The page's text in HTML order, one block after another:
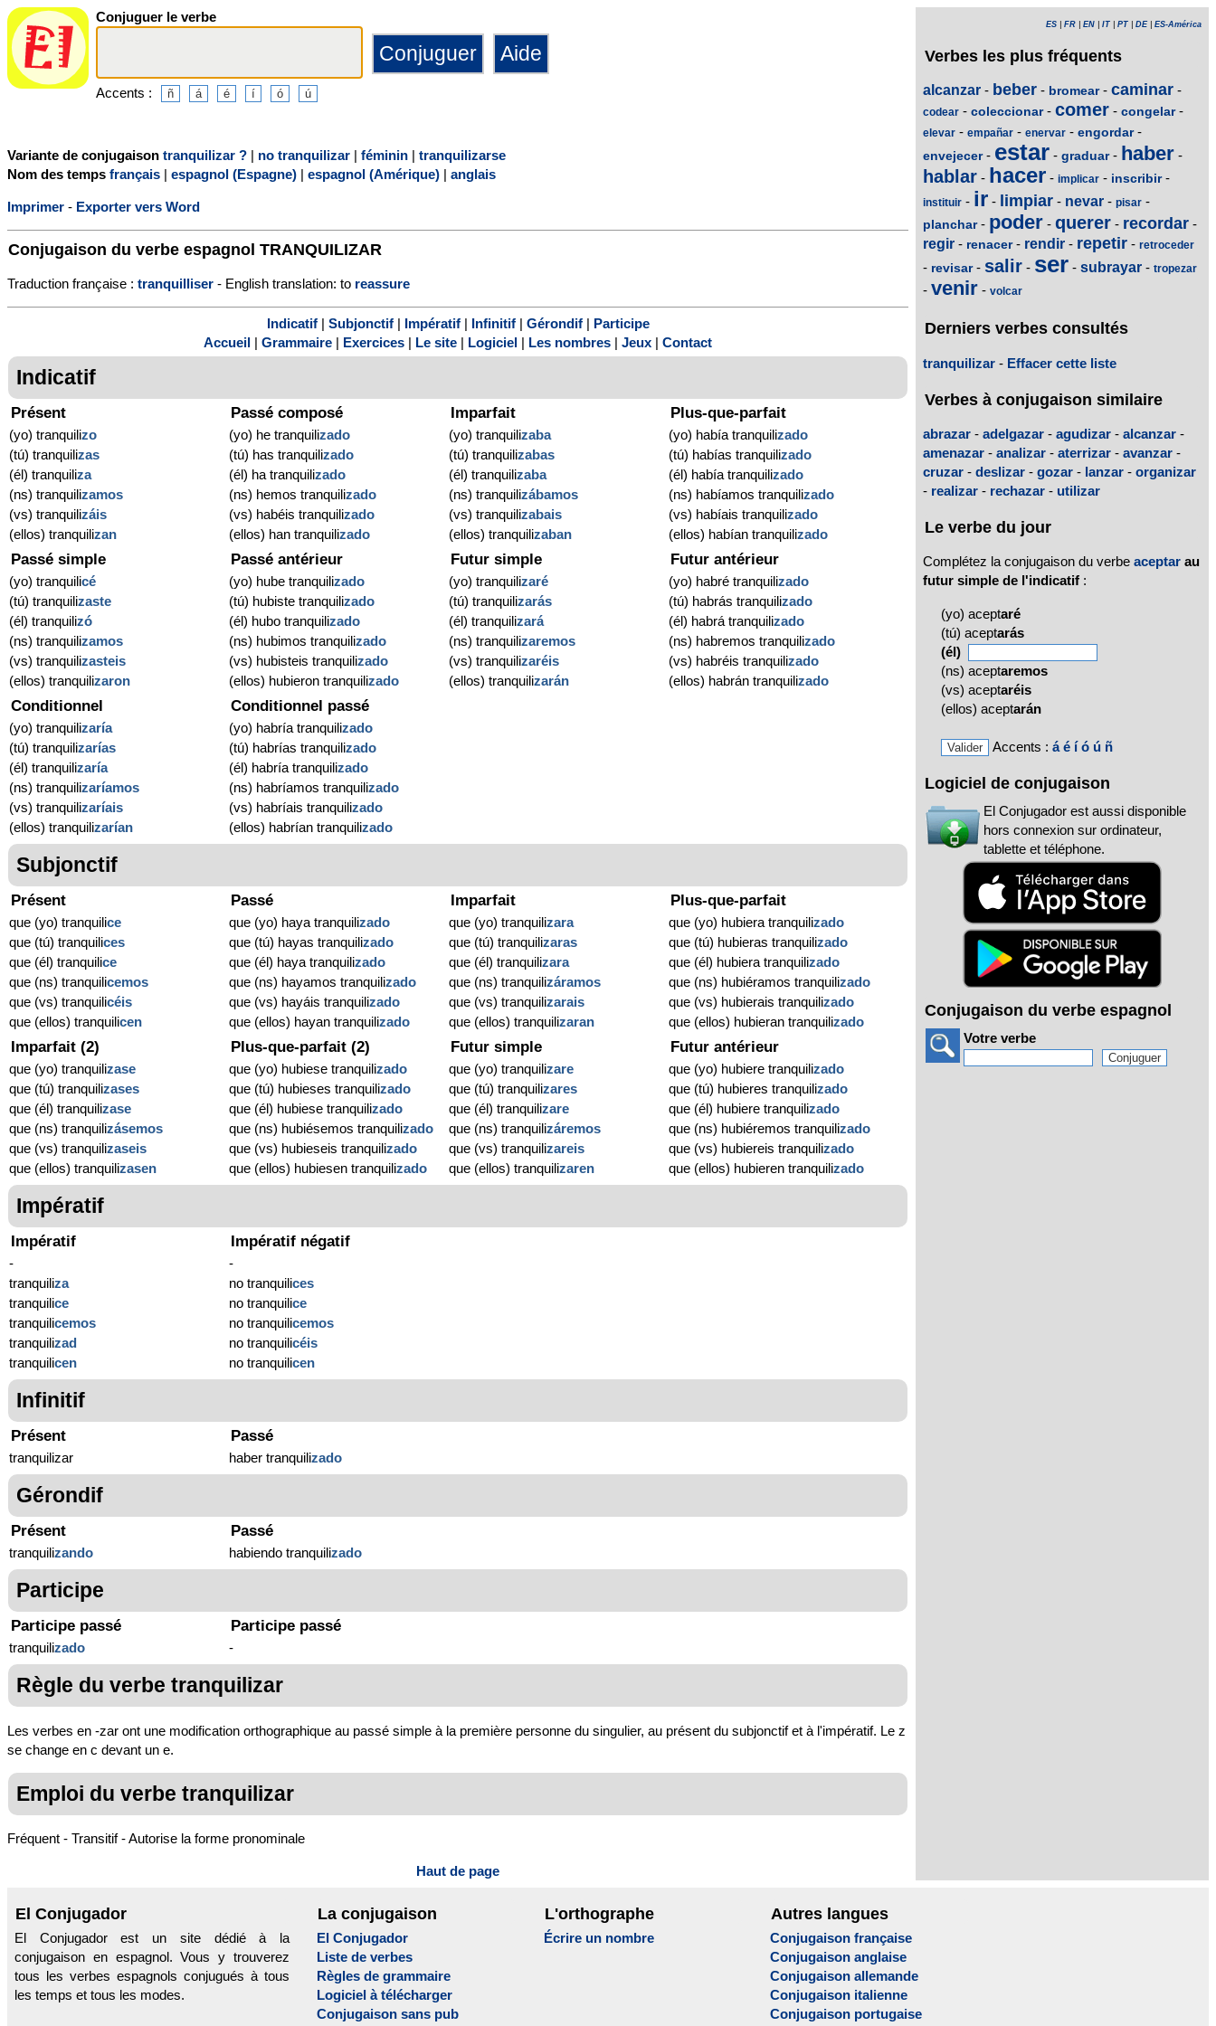
Conjuguer le verbe
Accents :
Variante de conjugaison tranquilizar ? | no tranquilizar | féminin | tranquilizarse
Nom des temps français | espagnol (Espagne) | espagnol (Amérique) | anglais
Imprimer - Exporter vers Word
Conjugaison du verbe espagnol TRANQUILIZAR
Traduction française : tranquilliser - English translation: to reassure
Indicatif| Subjonctif| Impératif| Infinitif| Gérondif|
Participe
Accueil
Grammaire Exercices Le site Logiciel Les nombres Jeux Contact
Indicatif
Présent
(yo) tranquilizo
(tú) tranquilizas
(él) tranquiliza
(ns) tranquilizamos
(vs) tranquilizáis
(ellos) tranquilizan
Passé composé
(yo) he tranquilizado
(tú) has tranquilizado
(él) ha tranquilizado
(ns) hemos tranquilizado
(vs) habéis tranquilizado
(ellos) han tranquilizado
Imparfait
(yo) tranquilizaba
(tú) tranquilizabas
(él) tranquilizaba
(ns) tranquilizábamos
(vs) tranquilizabais
(ellos) tranquilizaban
Plus-que-parfait
(yo) había tranquilizado
(tú) habías tranquilizado
(él) había tranquilizado
(ns) habíamos tranquilizado
(vs) habíais tranquilizado
(ellos) habían tranquilizado
Passé simple
(yo) tranquilicé
(tú) tranquilizaste
(él) tranquilizó
(ns) tranquilizamos
(vs) tranquilizasteis
(ellos) tranquilizaron
Passé antérieur
(yo) hube tranquilizado
(tú) hubiste tranquilizado
(él) hubo tranquilizado
(ns) hubimos tranquilizado
(vs) hubisteis tranquilizado
(ellos) hubieron tranquilizado
Futur simple
(yo) tranquilizaré
(tú) tranquilizarás
(él) tranquilizará
(ns) tranquilizaremos
(vs) tranquilizaréis
(ellos) tranquilizarán
Futur antérieur
(yo) habré tranquilizado
(tú) habrás tranquilizado
(él) habrá tranquilizado
(ns) habremos tranquilizado
(vs) habréis tranquilizado
(ellos) habrán tranquilizado
Conditionnel
(yo) tranquilizaría
(tú) tranquilizarías
(él) tranquilizaría
(ns) tranquilizaríamos
(vs) tranquilizaríais
(ellos) tranquilizarían
Conditionnel passé
(yo) habría tranquilizado
(tú) habrías tranquilizado
(él) habría tranquilizado
(ns) habríamos tranquilizado
(vs) habríais tranquilizado
(ellos) habrían tranquilizado
Subjonctif
Présent
que (yo) tranquilice
que (tú) tranquilices
que (él) tranquilice
que (ns) tranquilicemos
que (vs) tranquilicéis
que (ellos) tranquilicen
Passé
que (yo) haya tranquilizado
que (tú) hayas tranquilizado
que (él) haya tranquilizado
que (ns) hayamos tranquilizado
que (vs) hayáis tranquilizado
que (ellos) hayan tranquilizado
Imparfait
que (yo) tranquilizara
que (tú) tranquilizaras
que (él) tranquilizara
que (ns) tranquilizáramos
que (vs) tranquilizarais
que (ellos) tranquilizaran
Plus-que-parfait
que (yo) hubiera tranquilizado
que (tú) hubieras tranquilizado
que (él) hubiera tranquilizado
que (ns) hubiéramos tranquilizado
que (vs) hubierais tranquilizado
que (ellos) hubieran tranquilizado
Imparfait (2)
que (yo) tranquilizase
que (tú) tranquilizases
que (él) tranquilizase
que (ns) tranquilizásemos
que (vs) tranquilizaseis
que (ellos) tranquilizasen
Plus-que-parfait (2)
que (yo) hubiese tranquilizado
que (tú) hubieses tranquilizado
que (él) hubiese tranquilizado
que (ns) hubiésemos tranquilizado
que (vs) hubieseis tranquilizado
que (ellos) hubiesen tranquilizado
Futur simple
que (yo) tranquilizare
que (tú) tranquilizares
que (él) tranquilizare
que (ns) tranquilizáremos
que (vs) tranquilizareis
que (ellos) tranquilizaren
Futur antérieur
que (yo) hubiere tranquilizado
que (tú) hubieres tranquilizado
que (él) hubiere tranquilizado
que (ns) hubiéremos tranquilizado
que (vs) hubiereis tranquilizado
que (ellos) hubieren tranquilizado
Impératif
Impératif
-
tranquiliza
tranquilice
tranquilicemos
tranquilizad
tranquilicen
Impératif négatif
-
no tranquilices
no tranquilice
no tranquilicemos
no tranquilicéis
no tranquilicen
Infinitif
Présent
tranquilizar
Passé
haber tranquilizado
Gérondif
Présent
tranquilizando
Passé
habiendo tranquilizado
Participe
Participe passé
tranquilizado
Participe passé
-
Règle du verbe tranquilizar
Les verbes en -zar ont une modification orthographique au passé simple à la première personne du singulier, au présent du subjonctif et à l'impératif. Le z
se change en c devant un e.
Emploi du verbe tranquilizar
Fréquent - Transitif - Autorise la forme pronominale
Haut de page
ES FR EN IT PT DE| ES-América
Verbes les plus fréquents
alcanzar - beber - bromear- caminar -
codear - coleccionar- comer - congelar-
elevar - empañar - enervar - engordar-
envejecer- estar - graduar- haber -
hablar - hacer - implicar - inscribir-
instituir - ir - limpiar - nevar - pisar -
planchar- poder - querer - recordar -
regir - renacer- rendir - repetir - retroceder
- revisar- salir - ser - subrayar - tropezar
- venir - volcar
Derniers verbes consultés
tranquilizar - Effacer cette liste
Verbes à conjugaison similaire
abrazar - adelgazar - agudizar - alcanzar -
amenazar - analizar - aterrizar - avanzar -
cruzar - deslizar - gozar - lanzar - organizar
- realizar - rechazar - utilizar
Le verbe du jour
Complétez la conjugaison du verbe aceptar au
futur simple de l'indicatif :
(yo) aceptaré
(tú) aceptarás
(él)
(ns) aceptaremos
(vs) aceptaréis
(ellos) aceptarán
Accents : á é í ó ú ñ
Logiciel de conjugaison
El Conjugador est aussi disponible
hors connexion sur ordinateur,
tablette et téléphone.
Conjugaison du verbe espagnol
Votre verbe
El Conjugador
El Conjugador est un site dédié à la
conjugaison en espagnol. Vous y trouverez
tous les verbes espagnols conjugués à tous
les temps et tous les modes.
La conjugaison
El Conjugador
Liste de verbes
Règles de grammaire
Logiciel à télécharger
Conjugaison sans pub
L'orthographe
Écrire un nombre
Autres langues
Conjugaison française
Conjugaison anglaise
Conjugaison allemande
Conjugaison italienne
Conjugaison portugaise